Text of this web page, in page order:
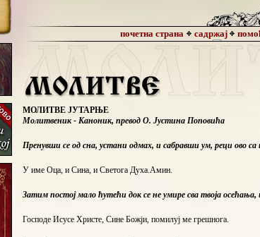
МОЛИТВЕ ЈУТАРЊЕ
Mолитвеник - Каноник, превод О. Јустина Поповића
Пренувши се од сна, устани одмах, и сабравши ум, реци ово
У име Оца, и Сина, и Светога Духа.Амин.
Затим постој мало ћутећи док се не умире сва твоја
Господе Исусе Христе, Сине Божји, помилуј ме грешнога.